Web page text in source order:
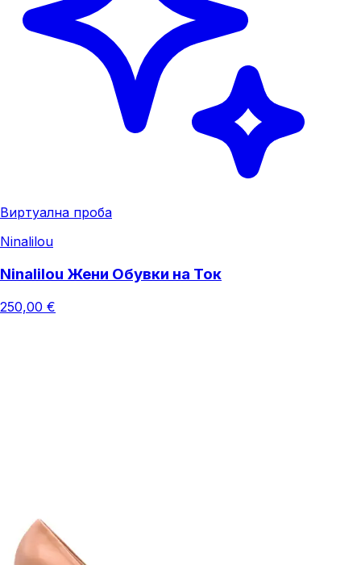
Виртуална проба
Ninalilou
Ninalilou Жени Обувки на Ток
250,00 €